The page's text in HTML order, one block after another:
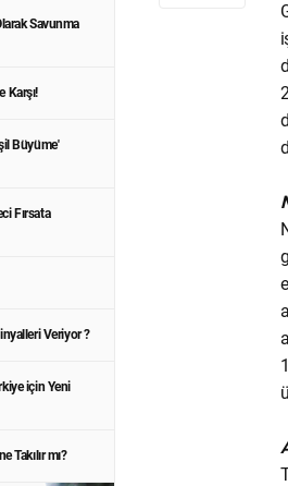
Savunma
Karşı!
Büyüme'
Fırsata
Veriyor ?
için Yeni
Takılır mı?